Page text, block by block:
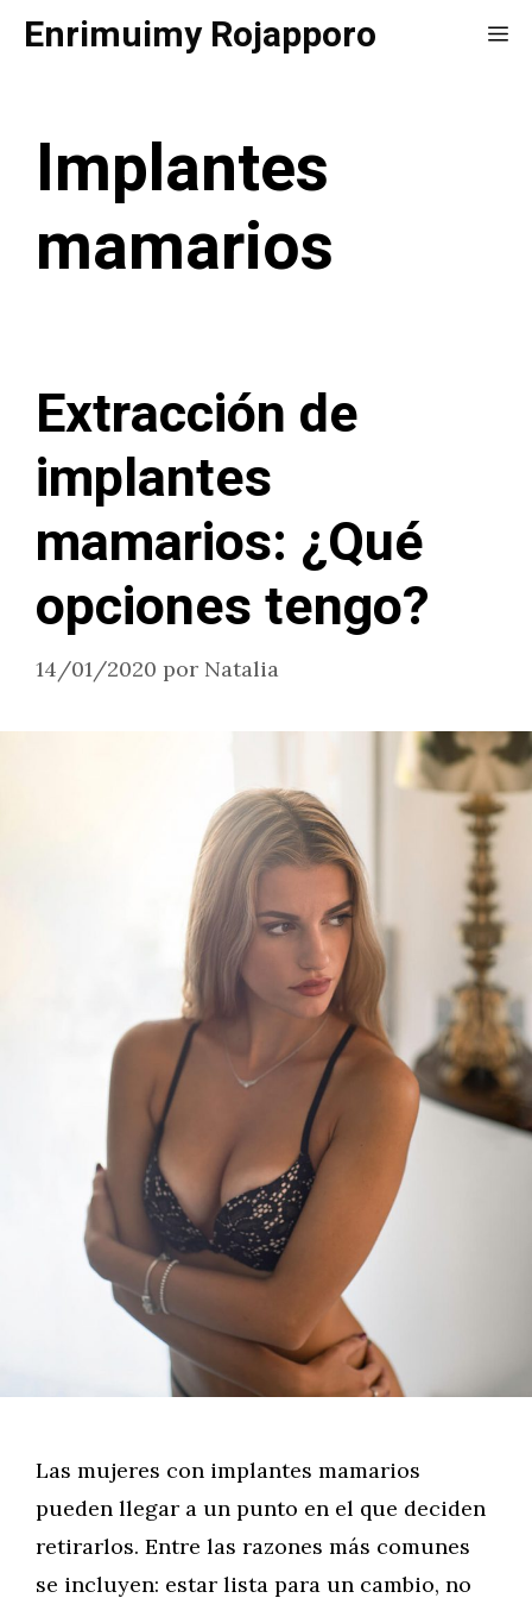
SaltarEnrimuimy Rojapporo
Implantes
mamarios
Extracción de
implantes
mamarios: ¿Qué
opciones tengo?
14/01/2020 por Natalia
Las mujeres con implantes mamarios
pueden llegar a un punto en el que deciden
retirarlos. Entre las razones más comunes
se incluyen: estar lista para un cambio, no